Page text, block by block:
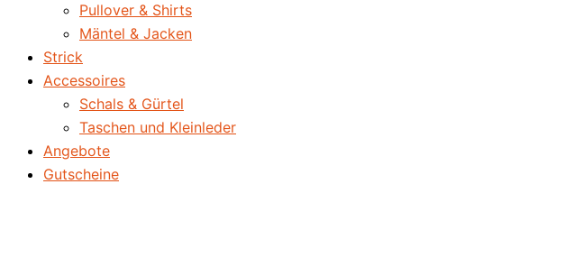
Pullover & Shirts
Mäntel & Jacken
Strick
Accessoires
Schals & Gürtel
Taschen und Kleinleder
Angebote
Gutscheine